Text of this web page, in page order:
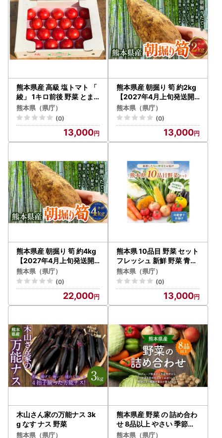
熊本県産 高級 塩トマト 「
綾」 1キロ前後 野菜 とま
と 【2027年1月下旬発送
開始】
熊本県（県庁）
(0)
13,000
熊本県産 朝掘り 筍 約2kg
【2027年4月上旬発送開
始】 たけのこ タケノコ 野
菜
熊本県（県庁）
(0)
13,000
熊本県産 朝掘り 筍 約4kg
【2027年4月上旬発送開
始】 たけのこ タケノコ 野
菜
熊本県（県庁）
(0)
22,000
熊本県 10品目 野菜 セット
フレッシュ 新鮮 野菜 青果
サラダ おまかせ お任せ 厳
選 お楽しみ ランダム 冷蔵
熊本県（県庁）
(0)
13,000
木山さん家の万能ナス 3k
g なす ナス 野菜
熊本県（県庁）
熊本県産 野菜 の 詰め合わ
せ 8品以上 やさい 季節の
野菜 詰合せ 国産
熊本県（県庁）